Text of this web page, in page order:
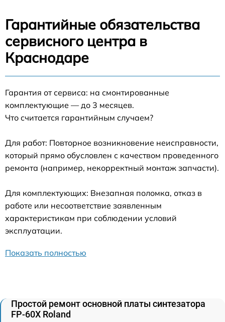
Гарантийные обязательства
сервисного центра в
Краснодаре
Гарантия от сервиса: на смонтированные
комплектующие — до 3 месяцев.
Что считается гарантийным случаем?
Для работ: Повторное возникновение неисправности,
который прямо обусловлен с качеством проведенного
ремонта (например, некорректный монтаж запчасти).
Для комплектующих: Внезапная поломка, отказ в
работе или несоответствие заявленным
характеристикам при соблюдении условий
эксплуатации.
Показать полностью
Простой ремонт основной платы синтезатора
FP-60X Roland